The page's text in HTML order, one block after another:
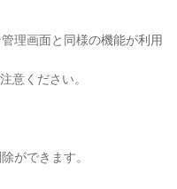
理画面と同様の機能が利用
意ください。
ができます。